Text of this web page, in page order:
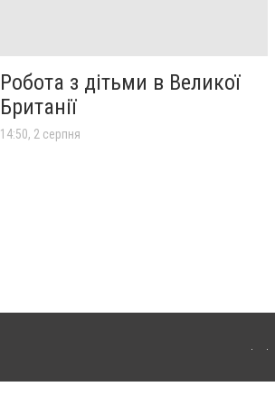
Робота з дітьми в Великої
Британії
14:50, 2 серпня